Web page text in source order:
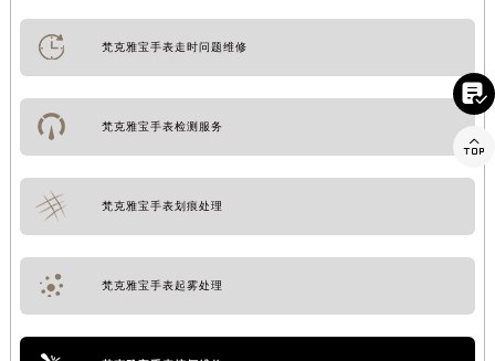
梵克雅宝手表走时问题维修
梵克雅宝手表检测服务
梵克雅宝手表划痕处理
梵克雅宝手表起雾处理

